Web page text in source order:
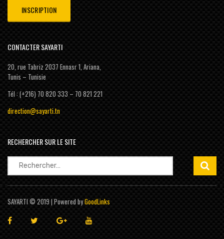
CONTACTER SAYARTI
20, rue Tabriz 2037 Ennasr 1, Ariana,
Tunis – Tunisie
Tél : (+216) 70 820 333 – 70 821 221
direction@sayarti.tn
RECHERCHER SUR LE SITE
Rechercher :
SAYARTI © 2019 | Powered byGoodLinks